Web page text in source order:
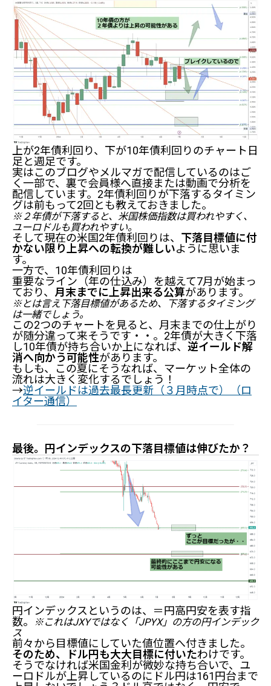
上が2年債利回り、下が10年債利回りのチャート日
足と週足です。
実はこのブログやメルマガで配信しているのはご
く一部で、裏で会員様へ直接または動画で分析を
配信しています。2年債利回りが下落するタイミン
グは前もって2回とも教えておきました。
※２年債が下落すると、米国株価指数は買われやすく、
ユーロドルも買われやすい。
そして現在の米国2年債利回りは、 下落目標値に付
かない限り上昇への転換が難しいように思いま
す。
一方で、10年債利回りは
重要なライン（年の仕込み）を越えて7月が始まっ
ており、 月末までに上昇出来る公算があります。
※とは言え下落目標値があるため、下落するタイミング
は一緒でしょう。
この2つのチャートを見ると、月末までの仕上がり
が随分違って来そうです・・。2年債が大きく下落
し10年債が持ち合いか上になれば、 逆イールド解
消へ向かう可能性があります。
もしも、この夏にそうなれば、マーケット全体の
流れは大きく変化するでしょう！
→逆イールドは過去最長更新（３月時点で）（ロ
イター通信）
最後。円インデックスの下落目標値は伸びたか？
円インデックスというのは、＝円高円安を表す指
数。
※これはJXYではなく「JPYX」の方の円インデック
ス
前々から目標値にしていた値位置へ付きました。
そのため、ドル円も大大目標に付いたわけです。
そうでなければ米国金利が微妙な持ち合いで、ユ
ーロドルが上昇しているのにドル円は161円台まで
7月の重要イベント
2分の動画分析（ただし週間の分析）
ドル円・ユーロドルの詳しい相場分析はここから